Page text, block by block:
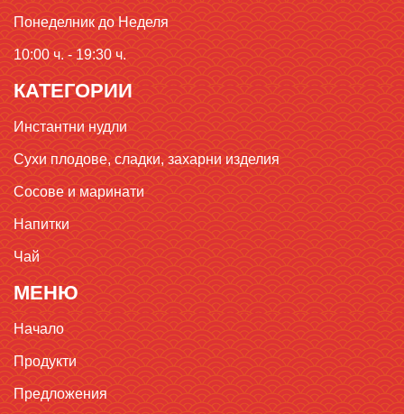
Понеделник до Неделя
10:00 ч. - 19:30 ч.
КАТЕГОРИИ
Инстантни нудли
Сухи плодове, сладки, захарни изделия
Сосове и маринати
Напитки
Чай
МЕНЮ
Начало
Продукти
Предложения